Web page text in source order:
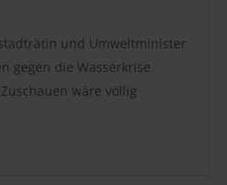
und Umweltminister
gegen die Wasserkrise
wäre völlig